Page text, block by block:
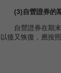
(3)自營證券的期
自營證券在期末
以後又恢復，應按